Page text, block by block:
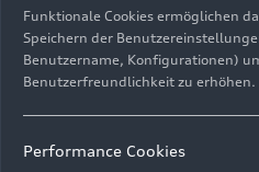
ImpressumRechtliches
Funktionale Cookies ermöglichen
Speichern der
Benutzername, Konfigurationen)
Benutzerfreundlichkeit zu erhöhen.
Performance Cookies